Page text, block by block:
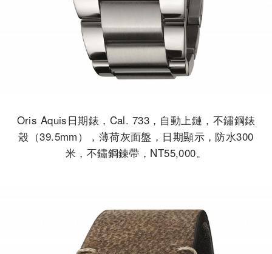
Oris Aquis日期錶，Cal. 733，自動上鏈，不鏽鋼錶
殼（39.5mm），薄荷灰面盤，日期顯示，防水300
米，不鏽鋼鍊帶，NT55,000。